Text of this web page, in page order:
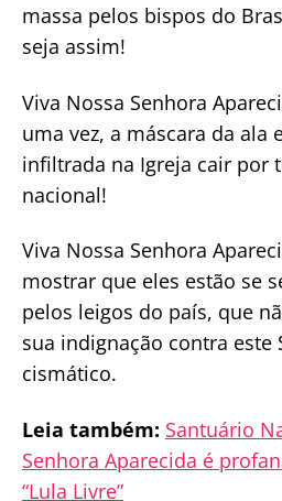
massa pelos bispos do
seja assim!
Viva Nossa Senhora
uma vez, a máscara da ala
infiltrada na Igreja cair por
nacional!
Viva Nossa Senhora
mostrar que eles estão se
pelos leigos do país, que
sua indignação contra este
cismático.
Leia também: Santuário
Senhora Aparecida é
“Lula Livre”